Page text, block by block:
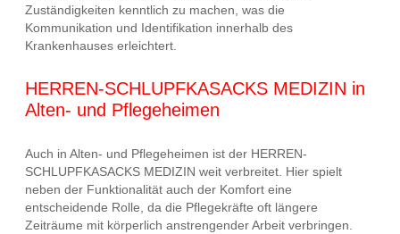
Zuständigkeiten kenntlich zu machen, was die
Kommunikation und Identifikation innerhalb des
Krankenhauses erleichtert.
HERREN-SCHLUPFKASACKS MEDIZIN in
Alten- und Pflegeheimen
Auch in Alten- und Pflegeheimen ist der HERREN-
SCHLUPFKASACKS MEDIZIN weit verbreitet. Hier spielt
neben der Funktionalität auch der Komfort eine
entscheidende Rolle, da die Pflegekräfte oft längere
Zeiträume mit körperlich anstrengender Arbeit verbringen.